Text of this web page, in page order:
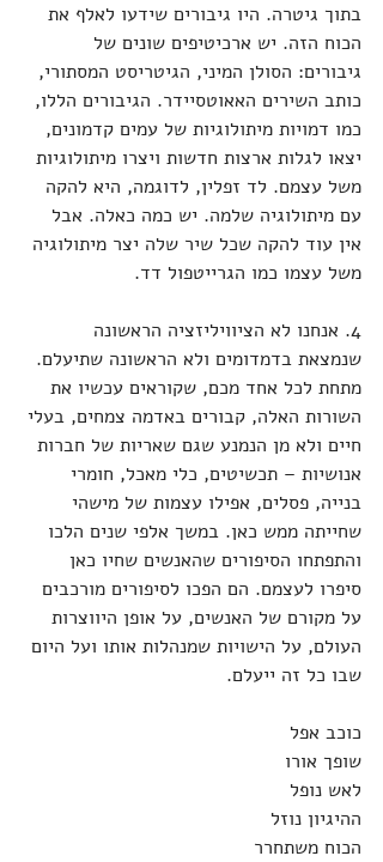
בתוך גיטרה. היו גיבורים שידעו לאלף את
הכוח הזה. יש ארכיטיפים שונים של
גיבורים: הסולן המיני, הגיטריסט המסתורי,
כותב השירים האאוטסיידר. הגיבורים הללו,
כמו דמויות מיתולוגיות של עמים קדמונים,
יצאו לגלות ארצות חדשות ויצרו מיתולוגיות
משל עצמם. לד זפלין, לדוגמה, היא להקה
עם מיתולוגיה שלמה. יש כמה כאלה. אבל
אין עוד להקה שכל שיר שלה יצר מיתולוגיה
משל עצמו כמו הגרייטפול דד.
4. אנחנו לא הציוויליזציה הראשונה
שנמצאת בדמדומים ולא הראשונה שתיעלם.
מתחת לכל אחד מכם, שקוראים עכשיו את
השורות האלה, קבורים באדמה צמחים, בעלי
חיים ולא מן הנמנע שגם שאריות של חברות
אנושיות – תכשיטים, כלי מאכל, חומרי
בנייה, פסלים, אפילו עצמות של מישהי
שחייתה ממש כאן. במשך אלפי שנים הלכו
והתפתחו הסיפורים שהאנשים שחיו כאן
סיפרו לעצמם. הם הפכו לסיפורים מורכבים
על מקורם של האנשים, על אופן היווצרות
העולם, על הישויות שמנהלות אותו ועל היום
שבו כל זה ייעלם.
כוכב אפל
שופך אורו
לאש נופל
ההיגיון נוזל
הכוח משתחרר